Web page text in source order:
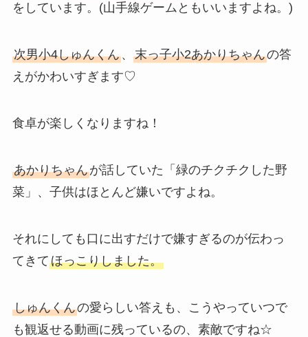
をしています。(山手線ゲームともいいますよね。)
次男小4しゅんくん、 末っ子小2あかりちゃんの答
えがかわいすぎます♡
食卓が楽しくなりますね！
あかりちゃんが話していた「緑のチクチクした野
菜」、子供はほとんど嫌いですよね。
それにしても口に出すだけで嫌すぎるのが伝わっ
てきてほっこりしました。
しゅんくんの愛らしい答えも、こうやっていつで
も観返せる動画に残っているの、素敵ですね☆